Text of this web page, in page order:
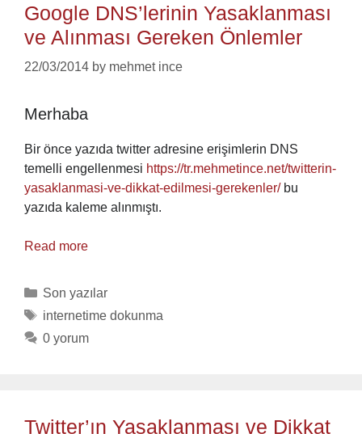
Google DNS’lerinin Yasaklanması
ve Alınması Gereken Önlemler
22/03/2014 by mehmet ince
Merhaba
Bir önce yazıda twitter adresine erişimlerin DNS
temelli engellenmesi https://tr.mehmetince.net/twitterin-
yasaklanmasi-ve-dikkat-edilmesi-gerekenler/bu
yazıda kaleme alınmıştı.
Read more
Categories
Son yazılar
Tags
internetime dokunma
0 yorum
Twitter’ın Yasaklanması ve Dikkat